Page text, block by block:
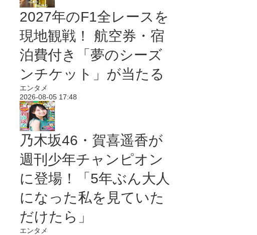
2027年のF1全レースを
現地観戦！ 航空券・宿
泊費付き「夢のシーズ
ンチケット」が当たる
エンタメ
2026-08-05 17:48
乃木坂46・賀喜遥香が
週刊少年チャンピオン
に登場！「5年ぶん大人
になった私を見ていた
だけたら」
エンタメ